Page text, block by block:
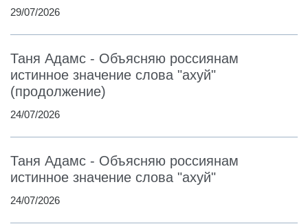
29/07/2026
Таня Адамс - Объясняю россиянам
истинное значение слова "ахуй"
(продолжение)
24/07/2026
Таня Адамс - Объясняю россиянам
истинное значение слова "ахуй"
24/07/2026